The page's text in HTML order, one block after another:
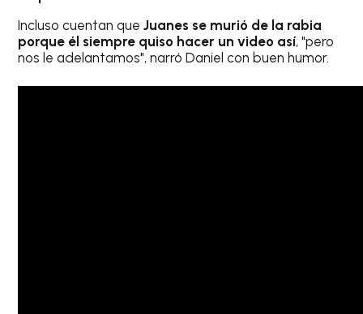
Incluso cuentan queJuanes se murió de la rabia
porque él siempre quiso hacer un video así, "pero
nos le adelantamos", narró Daniel con buen humor.